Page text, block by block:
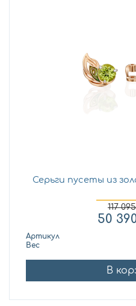
Серьги пусеты из
117 095
50
Артикул
Вес
В